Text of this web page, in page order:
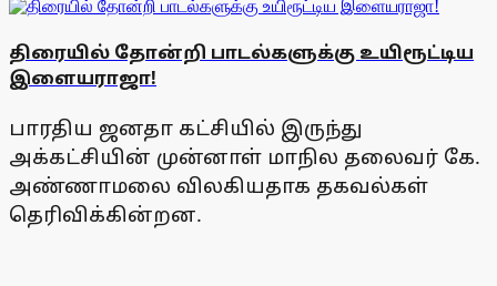
திரையில் தோன்றி பாடல்களுக்கு உயிரூட்டிய
இளையராஜா!
பாரதிய ஜனதா கட்சியில் இருந்து
அக்கட்சியின் முன்னாள் மாநில தலைவர் கே.
அண்ணாமலை விலகியதாக தகவல்கள்
தெரிவிக்கின்றன.